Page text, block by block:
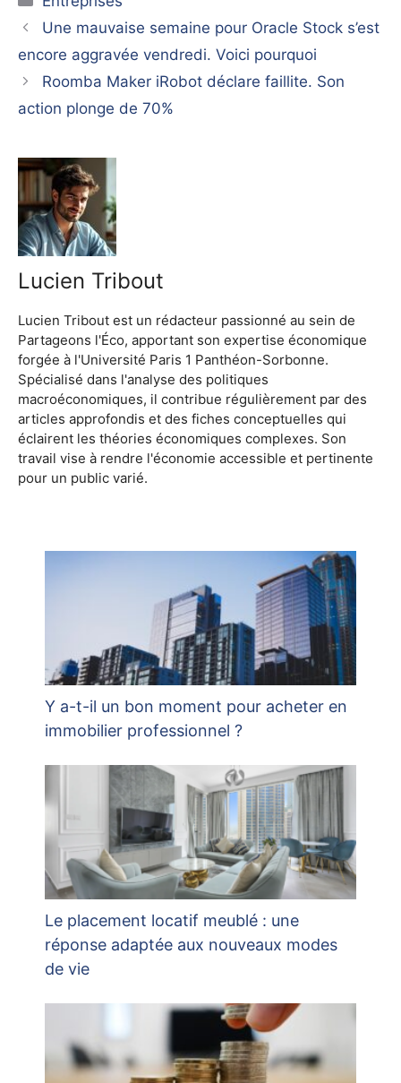
Une mauvaise semaine pour Oracle Stock s’est
encore aggravée vendredi. Voici pourquoi
Roomba Maker iRobot déclare faillite. Son
action plonge de 70%
Lucien Tribout
Lucien Tribout est un rédacteur passionné au sein de
Partageons l'Éco, apportant son expertise économique
forgée à l'Université Paris 1 Panthéon-Sorbonne.
Spécialisé dans l'analyse des politiques
macroéconomiques, il contribue régulièrement par des
articles approfondis et des fiches conceptuelles qui
éclairent les théories économiques complexes. Son
travail vise à rendre l'économie accessible et pertinente
pour un public varié.
Y a-t-il un bon moment pour acheter en
immobilier professionnel ?
Le placement locatif meublé : une
réponse adaptée aux nouveaux modes
de vie